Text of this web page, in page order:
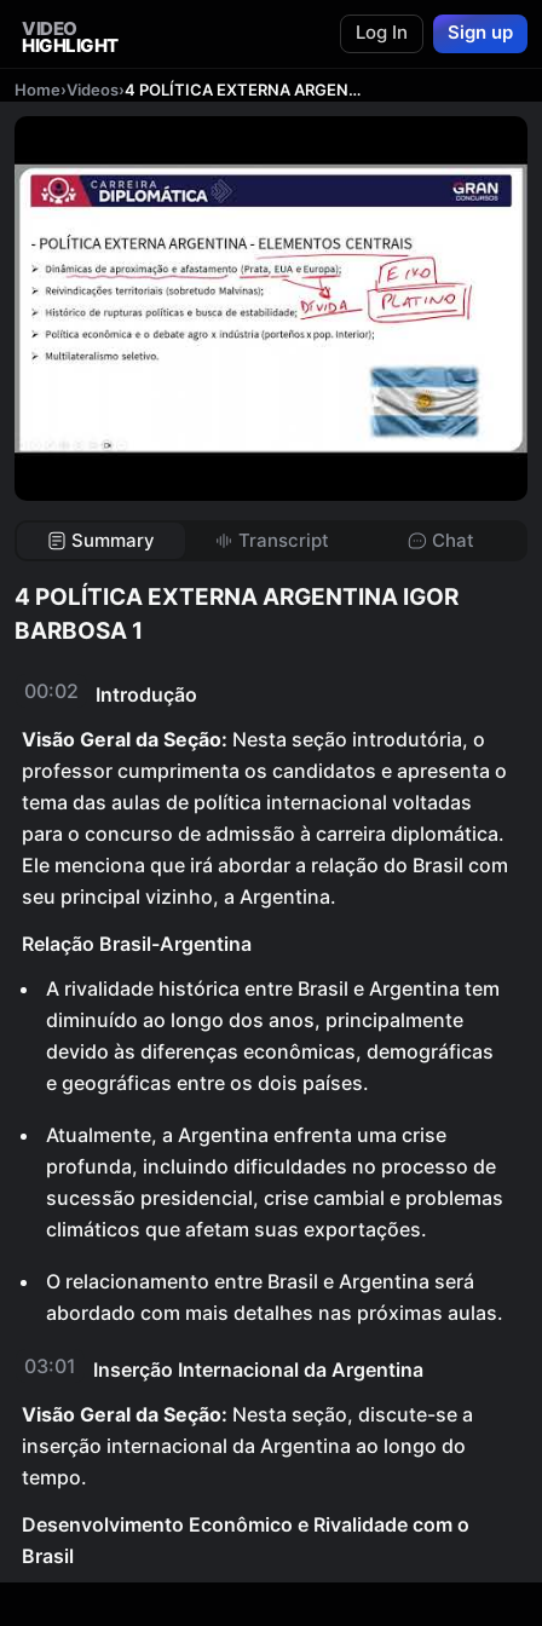
VIDEO
HIGHLIGHT
Log In Sign up
Home›Videos› 4 POLÍTICA EXTERNA ARGENTINA IGOR BARBOSA 1
Summary Transcript Chat
4 POLÍTICA EXTERNA ARGENTINA IGOR
BARBOSA 1
00:02
Introdução
Visão Geral da Seção: Nesta seção introdutória, o
professor cumprimenta os candidatos e apresenta o
tema das aulas de política internacional voltadas
para o concurso de admissão à carreira diplomática.
Ele menciona que irá abordar a relação do Brasil com
seu principal vizinho, a Argentina.
Relação Brasil-Argentina
A rivalidade histórica entre Brasil e Argentina tem
diminuído ao longo dos anos, principalmente
devido às diferenças econômicas, demográficas
e geográficas entre os dois países.
Atualmente, a Argentina enfrenta uma crise
profunda, incluindo dificuldades no processo de
sucessão presidencial, crise cambial e problemas
climáticos que afetam suas exportações.
O relacionamento entre Brasil e Argentina será
abordado com mais detalhes nas próximas aulas.
03:01
Inserção Internacional da Argentina
Visão Geral da Seção: Nesta seção, discute-se a
inserção internacional da Argentina ao longo do
tempo.
Desenvolvimento Econômico e Rivalidade com o
Brasil